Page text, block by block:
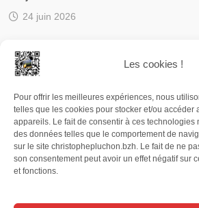
Les cookies !
Pour offrir les meilleures expériences, nous
telles que les cookies pour stocker et/ou accéder
appareils. Le fait de consentir à ces technologies
des données telles que le comportement de
sur le site christophepluchon.bzh. Le fait de ne
son consentement peut avoir un effet négatif sur
et fonctions.
24 juin 2026
© 2026 Christophe Pluchon,
presse n° 76813. Numéro SIRET : 497
photographies, textes et
et/ou diffusés depuis le site